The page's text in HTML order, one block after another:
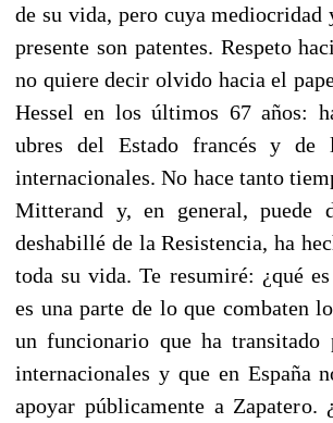
de su vida, pero cuya mediocridad
presente son patentes. Respeto
no quiere decir olvido hacia el
Hessel en los últimos 67 años:
ubres del Estado francés y de
internacionales. No hace tanto
Mitterand y, en general, puede
deshabillé de la Resistencia, ha
toda su vida. Te resumiré: ¿qué es
es una parte de lo que combaten
un funcionario que ha transitado
internacionales y que en España
apoyar públicamente a Zapatero.